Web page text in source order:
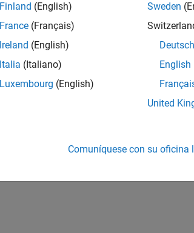
Finland (English)
France (Français)
Ireland (English)
Italia (Italiano)
Luxembourg (English)
Sweden
Deutsch
English
United
Comuníquese con su oficina